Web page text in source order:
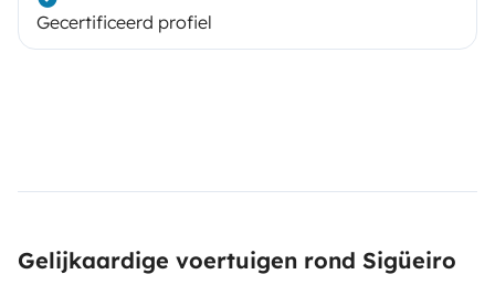
Gecertificeerd profiel
Gelijkaardige voertuigen rond Sigüeiro